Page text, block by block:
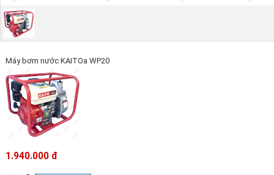
Máy bơm nước KAITOa WP20
1.940.000 đ